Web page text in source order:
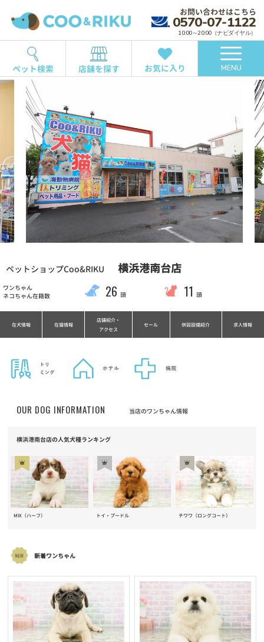
お問い合わせはこちら
0570-07-1122
10:00～20:00（ナビダイヤル）
ペット検索 店舗を探す お気に入り MENU
ペットショップCoo&RIKU 横浜港南台店
ワンちゃん
ネコちゃん在籍数
26 頭 11 頭
在犬情報 在猫情報
店舗紹介・
アクセス
セール 併設設備紹介 求人情報
OUR DOG INFORMATION 当店のワンちゃん情報
横浜港南台店の人気犬種ランキング
MIX（ハーフ） トイ・プードル チワワ（ロングコート）
新着ワンちゃん